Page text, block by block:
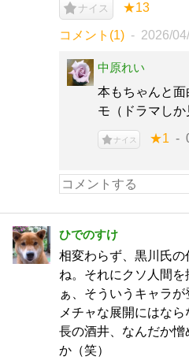
ナイス ★13
コメント(1) 2026/
中原れい
本もちゃんと面
モ（ドラマしか
ナイス ★1
ひでのすけ
相変わらず、黒川氏
ね。それにクソ人間を
ぁ、そういうキャラ
メチャな展開にはな
長の酒井、なんだか憎
か（笑）